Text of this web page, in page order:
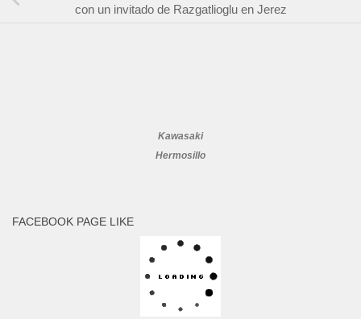
con un invitado de Razgatlioglu en Jerez
Kawasaki
Hermosillo
FACEBOOK PAGE LIKE